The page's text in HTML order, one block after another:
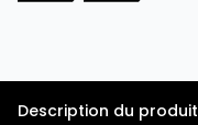
Description du produit